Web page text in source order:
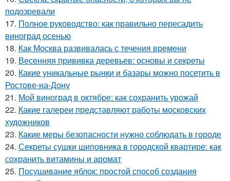
подозревали
17. Полное руководство: как правильно пересадить
виноград осенью
18. Как Москва развивалась с течения времени
19. Весенняя прививка деревьев: основы и секреты
20. Какие уникальные рынки и базары можно посетить в
Ростове-на-Дону
21. Мой виноград в октябре: как сохранить урожай
22. Какие галереи представляют работы московских
художников
23. Какие меры безопасности нужно соблюдать в городе
24. Секреты сушки шиповника в городской квартире: как
сохранить витамины и аромат
25. Посушивание яблок: простой способ создания